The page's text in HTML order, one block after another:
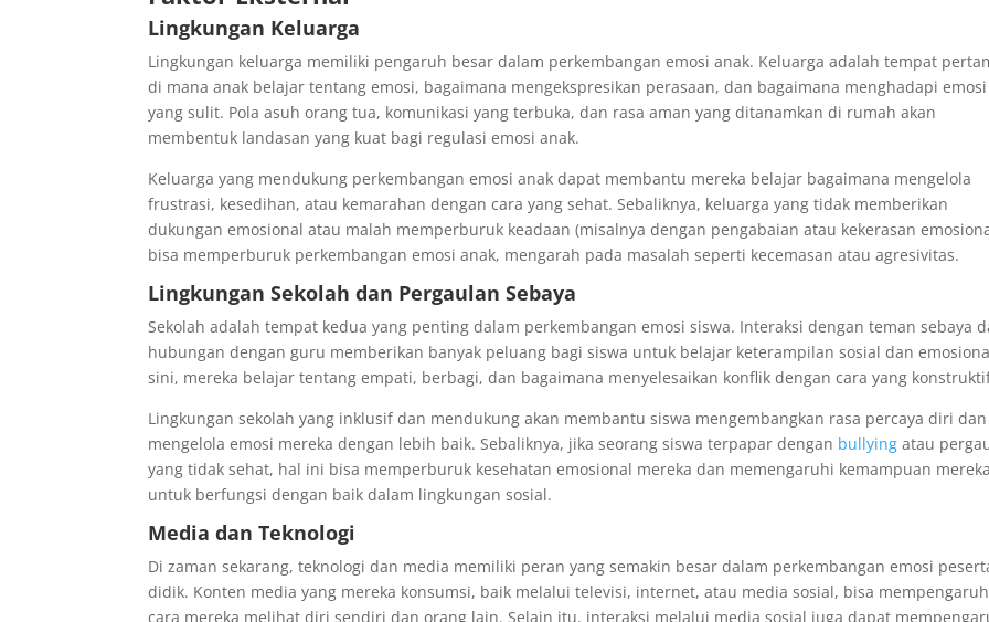
Lingkungan Keluarga
Lingkungan keluarga memiliki pengaruh besar dalam perkembangan emosi anak. Keluarga adalah tempat
di mana anak belajar tentang emosi, bagaimana mengekspresikan perasaan, dan bagaimana menghadapi emosi
yang sulit. Pola asuh orang tua, komunikasi yang terbuka, dan rasa aman yang ditanamkan di rumah akan
membentuk landasan yang kuat bagi regulasi emosi anak.
Keluarga yang mendukung perkembangan emosi anak dapat membantu mereka belajar bagaimana mengelola
frustrasi, kesedihan, atau kemarahan dengan cara yang sehat. Sebaliknya, keluarga yang tidak memberikan
dukungan emosional atau malah memperburuk keadaan (misalnya dengan pengabaian atau kekerasan
bisa memperburuk perkembangan emosi anak, mengarah pada masalah seperti kecemasan atau agresivitas.
Lingkungan Sekolah dan Pergaulan Sebaya
Sekolah adalah tempat kedua yang penting dalam perkembangan emosi siswa. Interaksi dengan teman sebaya
hubungan dengan guru memberikan banyak peluang bagi siswa untuk belajar keterampilan sosial dan
sini, mereka belajar tentang empati, berbagi, dan bagaimana menyelesaikan konflik dengan cara yang
Lingkungan sekolah yang inklusif dan mendukung akan membantu siswa mengembangkan rasa percaya diri dan
mengelola emosi mereka dengan lebih baik. Sebaliknya, jika seorang siswa terpapar dengan bullying atau
yang tidak sehat, hal ini bisa memperburuk kesehatan emosional mereka dan memengaruhi kemampuan mereka
untuk berfungsi dengan baik dalam lingkungan sosial.
Media dan Teknologi
Di zaman sekarang, teknologi dan media memiliki peran yang semakin besar dalam perkembangan emosi
didik. Konten media yang mereka konsumsi, baik melalui televisi, internet, atau media sosial, bisa
cara mereka melihat diri sendiri dan orang lain. Selain itu, interaksi melalui media sosial juga dapat